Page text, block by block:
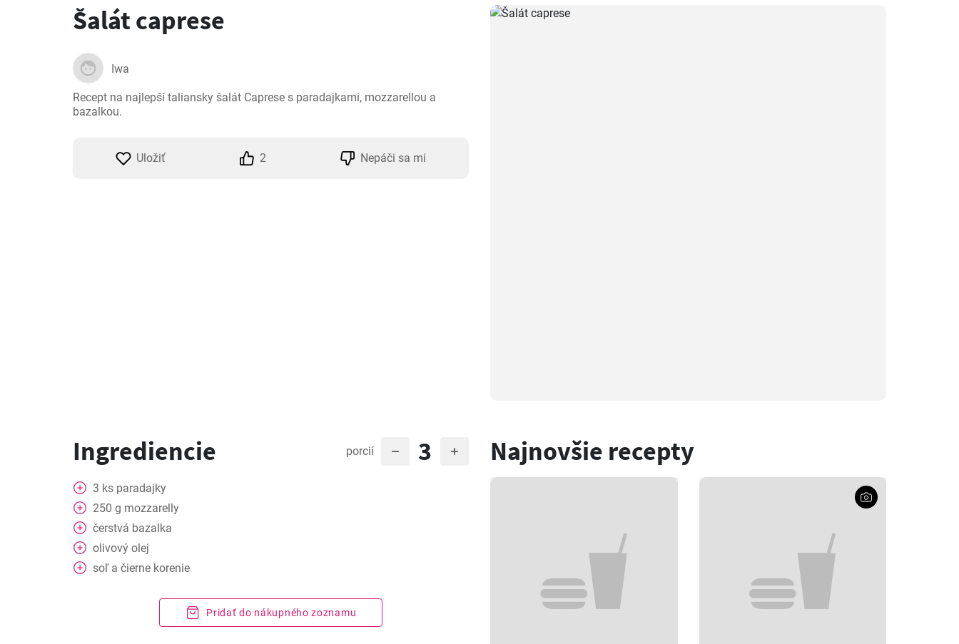
Šalát caprese
Iwa
Recept na najlepší taliansky šalát Caprese s paradajkami, mozzarellou a
bazalkou.
Uložiť 2 Nepáči sa mi
Ingrediencie porcií 3
3 ks paradajky
250 g mozzarelly
čerstvá bazalka
olivový olej
soľ a čierne korenie
Pridať do nákupného zoznamu
Najnovšie recepty